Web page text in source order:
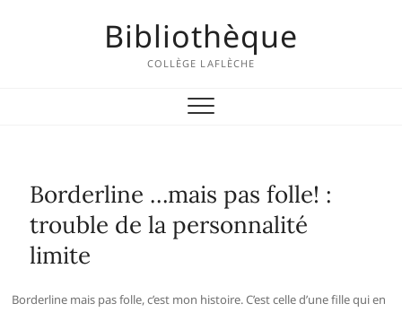
Bibliothèque
COLLÈGE LAFLÈCHE
Borderline …mais pas folle! :
trouble de la personnalité
limite
Borderline mais pas folle, c’est mon histoire. C’est celle d’une fille qui en